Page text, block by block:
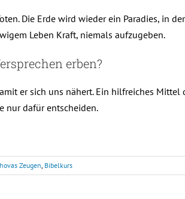
Die Erde wird wieder ein Paradies, in
Leben Kraft, niemals aufzugeben.
erben?
er sich uns nähert. Ein hilfreiches Mittel
nur dafür entscheiden.
Zeugen Bibelkurs